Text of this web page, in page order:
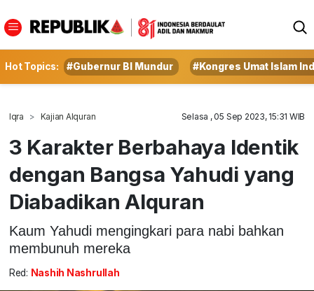
Hot Topics: #Gubernur BI Mundur #Kongres Umat Islam
Iqra Kajian Alquran Selasa , 05 Sep 2023, 15:31 WIB
3 Karakter Berbahaya Identik
dengan Bangsa Yahudi yang
Diabadikan Alquran
Kaum Yahudi mengingkari para nabi bahkan
membunuh mereka
Red: Nashih Nashrullah